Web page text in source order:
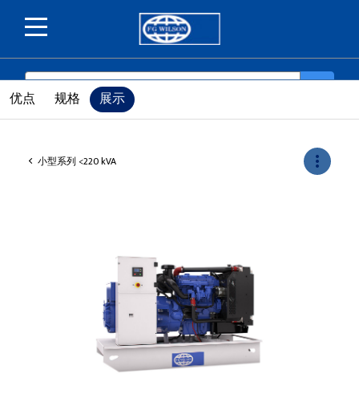
SEARCH
小型系列 <220 kVA more_vert
优点 规格 展示